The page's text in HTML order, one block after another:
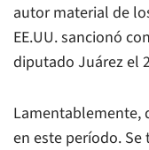
autor material de
EE.UU. sancionó
diputado Juárez el
Lamentablemente,
en este período.